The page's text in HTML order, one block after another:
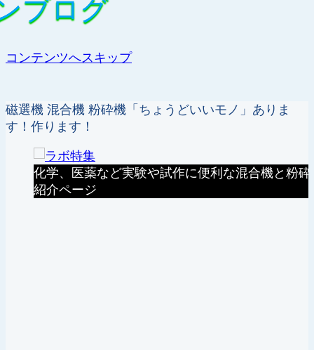
コンテンツへスキップ
磁選機 混合機 粉砕機「ちょうどいいモノ」ありま
す！作ります！
ブログ
化学、医薬など実験や試作に便利な混合機と粉砕
紹介ページ
ブログ